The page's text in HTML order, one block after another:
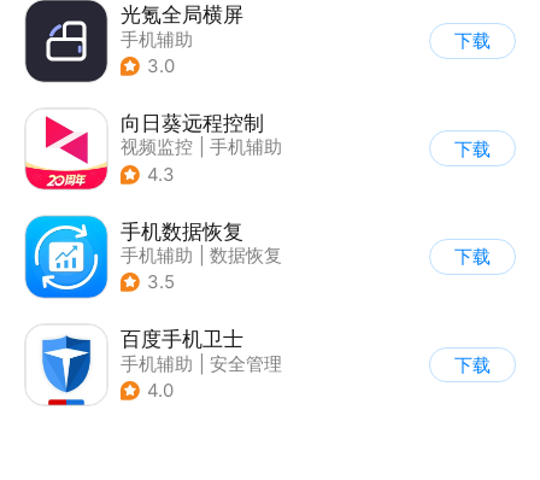
光氪全局横屏
手机辅助
3.0
下载
向日葵远程控制
视频监控
手机辅助
4.3
下载
手机数据恢复
手机辅助
数据恢复
3.5
下载
百度手机卫士
手机辅助
安全管理
4.0
下载